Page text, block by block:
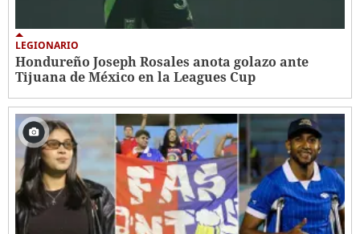
LEGIONARIO
Hondureño Joseph Rosales anota golazo ante
Tijuana de México en la Leagues Cup